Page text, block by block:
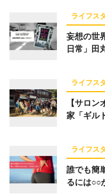
ライフス
妄想の世
日常」田
ライフス
【サロ
家「ギル
ライフス
誰でも簡
るには○○